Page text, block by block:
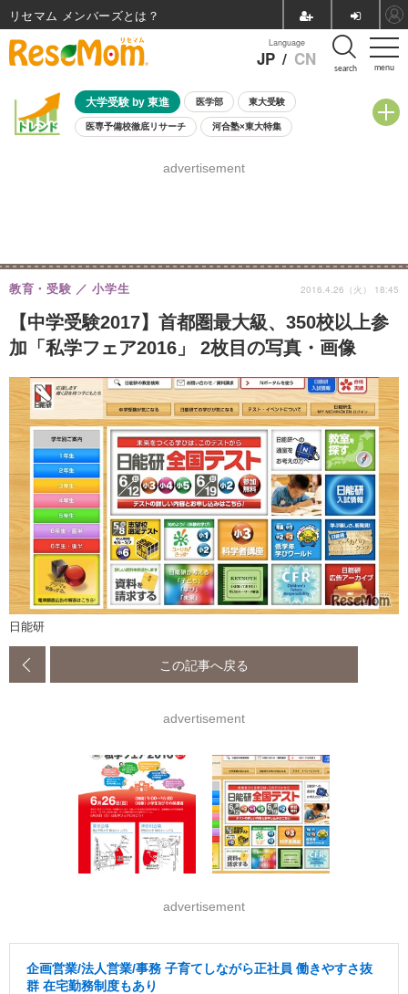
menu
Language
JP / CN search
大学受験 by 東進 医学部 東大受験
医専予備校徹底リサーチ 河合塾×東大特集
8月開催学校説明会・相談会
advertisement
【中学受験2017】首都圏最大級、350校以上参
加「私学フェア2016」 2枚目の写真・画像
教育・受験 小学生 2016.4.26（火） 18:45
日能研
この記事へ戻る
advertisement
advertisement
企画営業/法人営業/事務 子育てしながら正社員 働きやすさ抜
群 在宅勤務制度もあり
リセマム メンバーズ